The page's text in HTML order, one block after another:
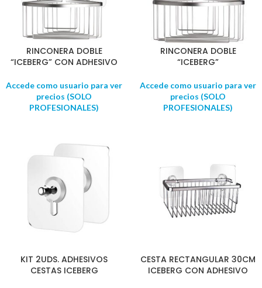
RINCONERA DOBLE
“ICEBERG” CON ADHESIVO
Accede como usuario para ver
precios (SOLO
PROFESIONALES)
RINCONERA DOBLE
“ICEBERG”
Accede como usuario para ver
precios (SOLO
PROFESIONALES)
KIT 2UDS. ADHESIVOS
CESTAS ICEBERG
CESTA RECTANGULAR 30CM
ICEBERG CON ADHESIVO